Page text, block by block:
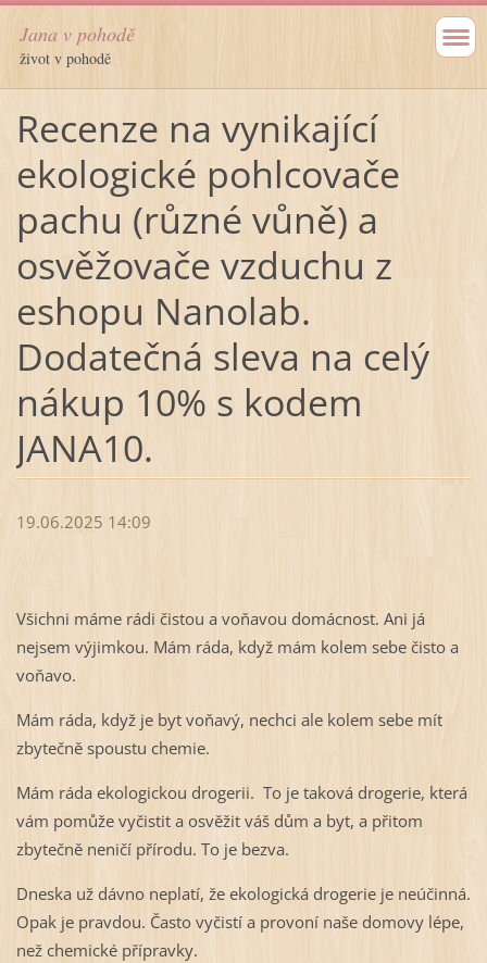
Jana v pohodě
život v pohodě
Recenze na vynikající
ekologické pohlcovače
pachu (různé vůně) a
osvěžovače vzduchu z
eshopu Nanolab.
Dodatečná sleva na celý
nákup 10% s kodem
JANA10.
19.06.2025 14:09
Všichni máme rádi čistou a voňavou domácnost. Ani já
nejsem výjimkou. Mám ráda, když mám kolem sebe čisto a
voňavo.
Mám ráda, když je byt voňavý, nechci ale kolem sebe mít
zbytečně spoustu chemie.
Mám ráda ekologickou drogerii. To je taková drogerie, která
vám pomůže vyčistit a osvěžit váš dům a byt, a přitom
zbytečně neničí přírodu. To je bezva.
Dneska už dávno neplatí, že ekologická drogerie je neúčinná.
Opak je pravdou. Často vyčistí a provoní naše domovy lépe,
než chemické přípravky.